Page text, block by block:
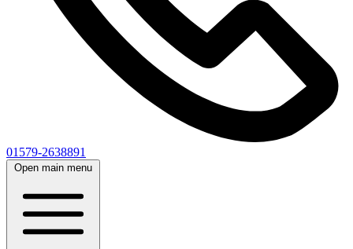
01579-2638891
Open main menu